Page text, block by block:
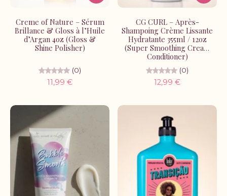
Creme of Nature – Sérum
Brillance & Gloss à l’Huile
d’Argan 4oz (Gloss &
Shine Polisher)
(0)
11,99 €
CG CURL – Après-
Shampoing Crème Lissante
Hydratante 355ml / 12oz
(Super Smoothing Cream
Conditioner)
(0)
12,99 €